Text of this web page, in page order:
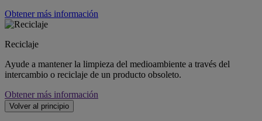
Obtener más información
Reciclaje
Ayude a mantener la limpieza del medioambiente a través del
intercambio o reciclaje de un producto obsoleto.
Obtener más información
Volver al principio